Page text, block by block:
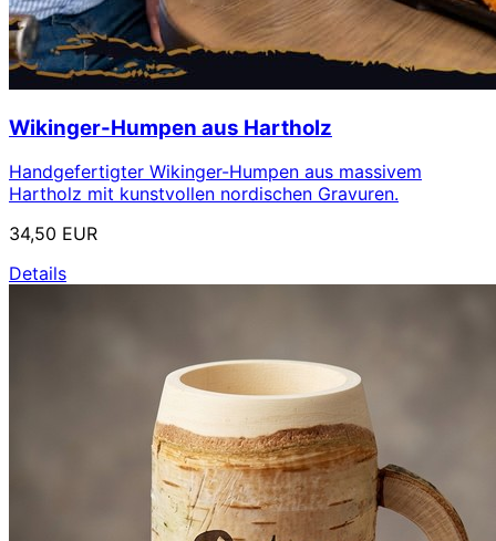
Wikinger-Humpen aus Hartholz
Handgefertigter Wikinger-Humpen aus massivem
Hartholz mit kunstvollen nordischen Gravuren.
34,50 EUR
Details